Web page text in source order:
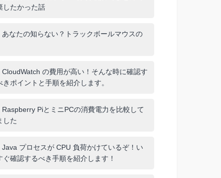
したかった話
あなたの知らない？トラックボールマウスの
CloudWatch の費用が高い！そんな時に確認す
きポイントと手順を紹介します。
Raspberry PiとミニPCの消費電力を比較して
した
Java プロセスが CPU 負荷かけているぞ！い
ぐ確認するべき手順を紹介します！